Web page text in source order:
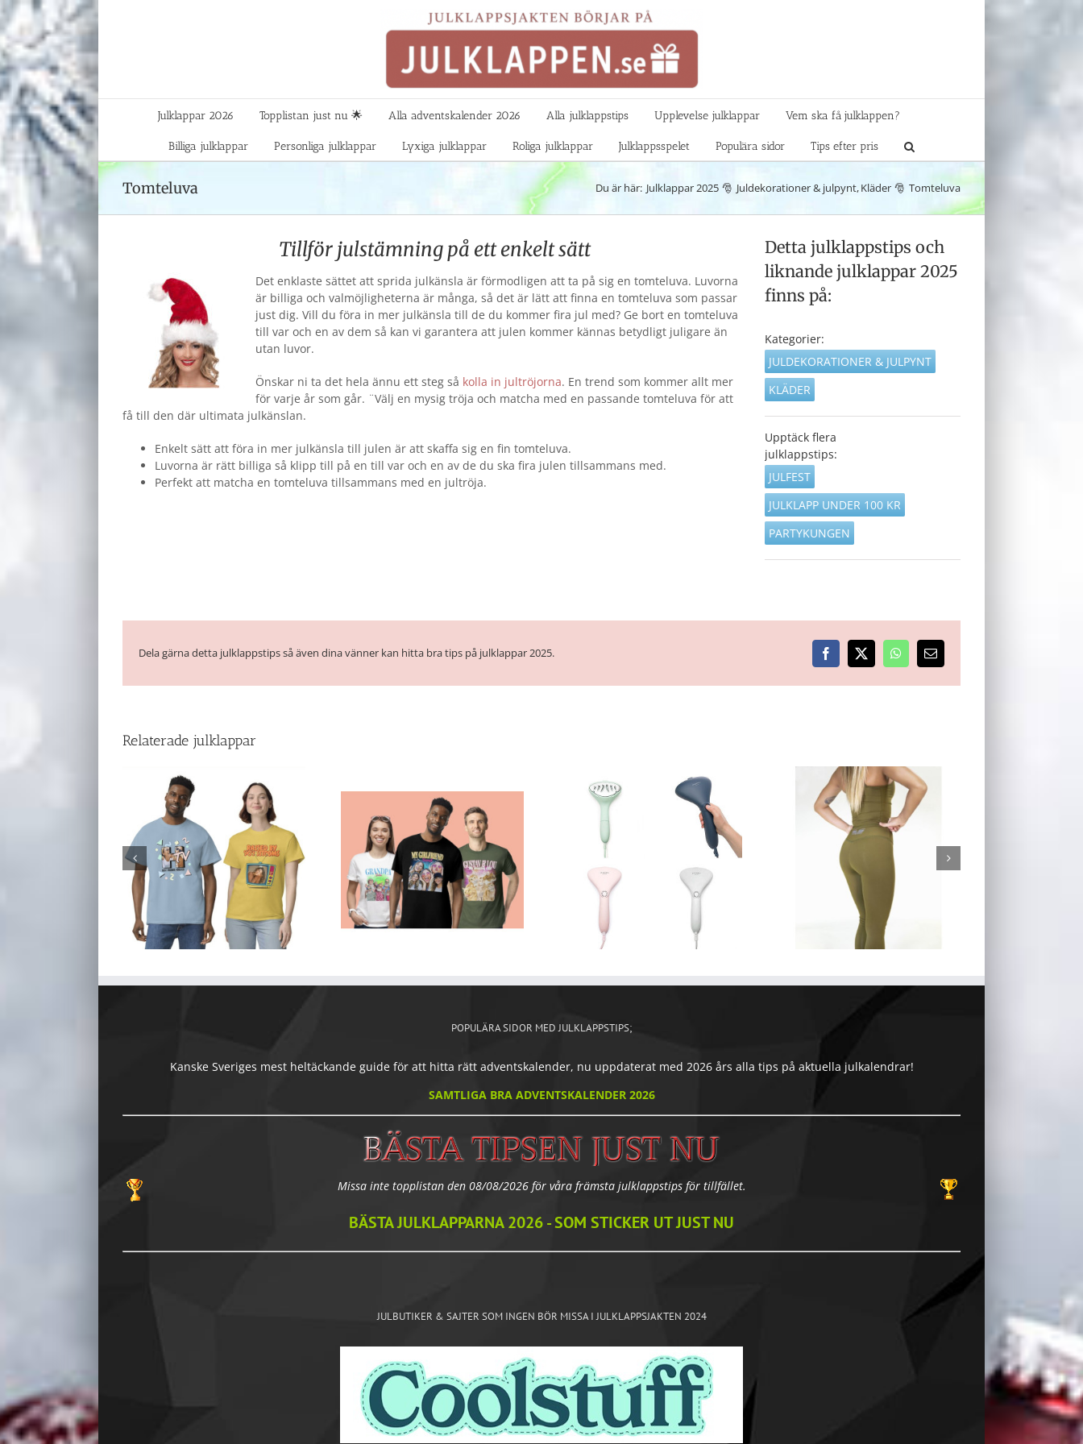
Fortsätt
till
innehållet
Julklappar 2026 Topplistan just nu 🌟 Alla adventskalender 2026 Alla julklappstips Upplevelse julklappar Vem ska få julklappen?
Billiga julklappar Personliga julklappar Lyxiga julklappar Roliga julklappar Julklappsspelet Populära sidor Tips efter pris
Tomteluva Du är här: Julklappar 2025 Juldekorationer & julpynt Kläder Tomteluva
Tillför julstämning på ett enkelt sätt
Det enklaste sättet att sprida julkänsla är förmodligen att ta på sig en tomteluva. Luvorna
är billiga och valmöjligheterna är många, så det är lätt att finna en tomteluva som passar
just dig. Vill du föra in mer julkänsla till de du kommer fira jul med? Ge bort en tomteluva
till var och en av dem så kan vi garantera att julen kommer kännas betydligt juligare än
utan luvor.
Önskar ni ta det hela ännu ett steg så kolla in jultröjorna. En trend som kommer allt mer
för varje år som går. ¨Välj en mysig tröja och matcha med en passande tomteluva för att
få till den där ultimata julkänslan.
Enkelt sätt att föra in mer julkänsla till julen är att skaffa sig en fin tomteluva.
Luvorna är rätt billiga så klipp till på en till var och en av de du ska fira julen tillsammans med.
Perfekt att matcha en tomteluva tillsammans med en jultröja.
Detta julklappstips och
liknande julklappar 2025
finns på:
Kategorier:
JULDEKORATIONER & JULPYNT
KLÄDER
Upptäck flera
julklappstips:
JULFEST
JULKLAPP UNDER 100 KR
PARTYKUNGEN
Dela gärna detta julklappstips så även dina vänner kan hitta bra tips på julklappar 2025. Facebook
X WhatsApp
E-
post
Relaterade julklappar
POPULÄRA SIDOR MED JULKLAPPSTIPS;
Kanske Sveriges mest heltäckande guide för att hitta rätt adventskalender, nu uppdaterat med 2026 års alla tips på aktuella julkalendrar!
SAMTLIGA BRA ADVENTSKALENDER 2026
Missa inte topplistan den 08/08/2026 för våra främsta julklappstips för tillfället.
BÄSTA JULKLAPPARNA 2026 - SOM STICKER UT JUST NU
JULBUTIKER & SAJTER SOM INGEN BÖR MISSA I JULKLAPPSJAKTEN 2024